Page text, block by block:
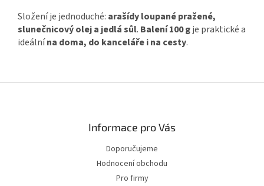
Složení je jednoduché: arašídy loupané pražené,
slunečnicový olej a jedlá sůl. Balení 100 gje praktické a
ideálnína doma, do kanceláře i na cesty.
Informace pro Vás
Doporučujeme
Hodnocení obchodu
Pro firmy